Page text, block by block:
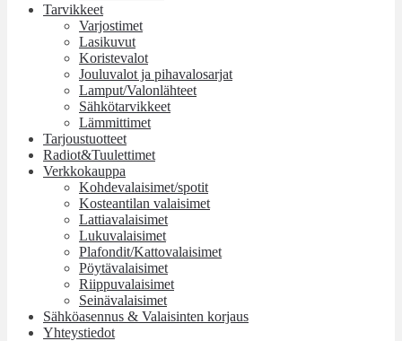
Tarvikkeet
Varjostimet
Lasikuvut
Koristevalot
Jouluvalot ja pihavalosarjat
Lamput/Valonlähteet
Sähkötarvikkeet
Lämmittimet
Tarjoustuotteet
Radiot&Tuulettimet
Verkkokauppa
Kohdevalaisimet/spotit
Kosteantilan valaisimet
Lattiavalaisimet
Lukuvalaisimet
Plafondit/Kattovalaisimet
Pöytävalaisimet
Riippuvalaisimet
Seinävalaisimet
Sähköasennus & Valaisinten korjaus
Yhteystiedot